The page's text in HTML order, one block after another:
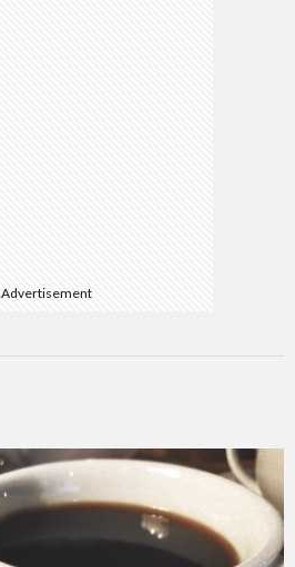
Advertisement